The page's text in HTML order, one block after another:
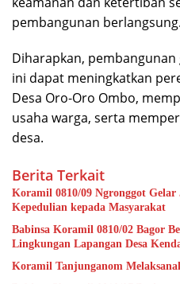
pembangunan berlangsung.
Diharapkan, pembangunan
ini dapat meningkatkan
Desa Oro-Oro Ombo,
usaha warga, serta
desa.
Berita Terkait
Koramil 0810/09 Ngronggot
Kepedulian kepada Masyarakat
Babinsa Koramil 0810/02 Bagor
Lingkungan Lapangan Desa
Koramil Tanjunganom